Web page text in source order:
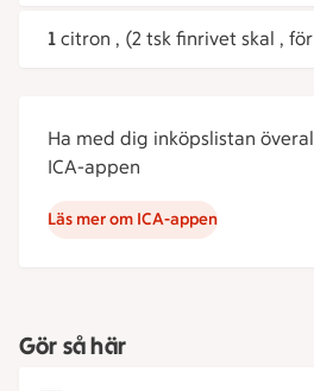
1 citron , (2 tsk finrivet skal ,
Ha med dig inköpslistan
ICA-appen
Läs mer om ICA-appen
Gör så här